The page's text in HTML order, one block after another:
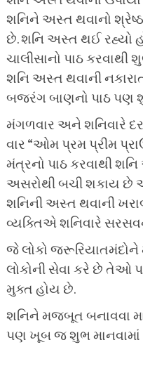
શનિને અસ્ત થવાનો
છે. શનિ અસ્ત થઈ રહ્યો
ચાલીસાનો પાઠ કરવાથી
શનિ અસ્ત થવાની
બજરંગ બાણનો પાઠ પણ
મંગળવાર અને શનિવારે
વાર “ઓમ પ્રમ પ્રીમ
મંત્રનો પાઠ કરવાથી
અસરોથી બચી શકાય છે
શનિની અસ્ત થવાની
વ્યક્તિએ શનિવારે
જે લોકો
લોકોની સેવા કરે છે તેઓ
મુક્ત હોય છે.
શનિને મજબૂત બનાવવા
પણ ખૂબ જ શુભ